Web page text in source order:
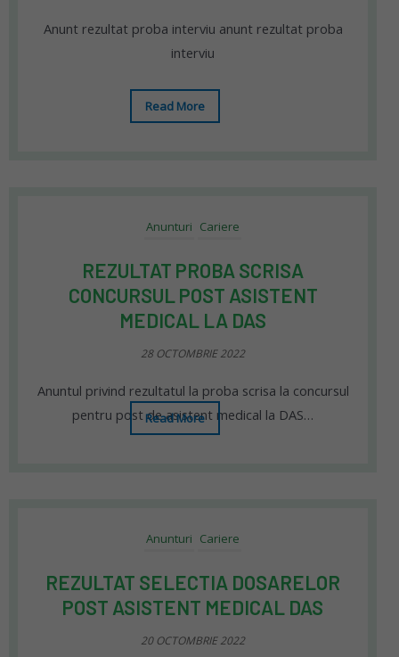
Anunt rezultat proba interviu anunt rezultat proba
interviu
Read More
Anunturi Cariere
REZULTAT PROBA SCRISA
CONCURSUL POST ASISTENT
MEDICAL LA DAS
28 OCTOMBRIE 2022
Anuntul privind rezultatul la proba scrisa la concursul
pentru post de asistent medical la DAS…
Read More
Anunturi Cariere
REZULTAT SELECTIA DOSARELOR
POST ASISTENT MEDICAL DAS
20 OCTOMBRIE 2022